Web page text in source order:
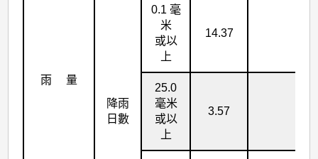
雨 量
降雨
日數
0.1 毫
米
或以
上
14.37
25.0
毫米
或以
上
3.57